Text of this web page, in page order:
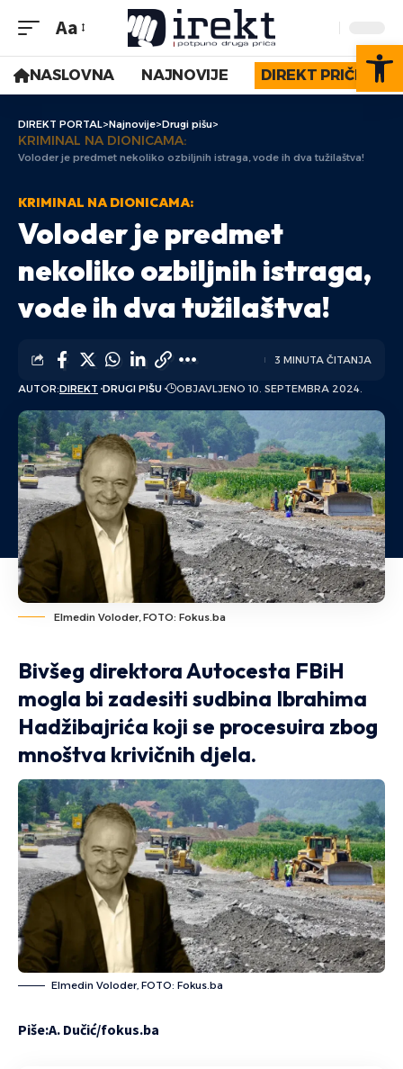
Aa
NASLOVNA NAJNOVIJE DIREKT PRIČE
DIREKT PORTAL>Najnovije>Drugi pišu>
KRIMINAL NA DIONICAMA:
Voloder je predmet nekoliko ozbiljnih istraga, vode ih dva tužilaštva!
KRIMINAL NA DIONICAMA:
Voloder je predmet
nekoliko ozbiljnih istraga,
vode ih dva tužilaštva!
AUTOR:DIREKT DRUGI PIŠU OBJAVLJENO 10. SEPTEMBRA 2024.
3 MINUTA ČITANJA
Elmedin Voloder, FOTO: Fokus.ba
Bivšeg direktora Autocesta FBiH
mogla bi zadesiti sudbina Ibrahima
Hadžibajrića koji se procesuira zbog
mnoštva krivičnih djela.
Elmedin Voloder, FOTO: Fokus.ba
Piše:A. Dučić/fokus.ba